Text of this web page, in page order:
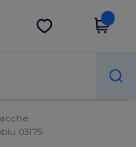
Scarica app
03175